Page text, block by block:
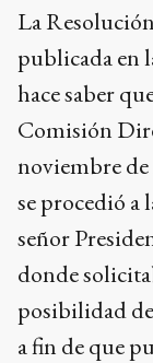
La
publicada en
hace saber
Comisión
noviembre
se procedió a
señor
donde
posibilidad
a fin de que